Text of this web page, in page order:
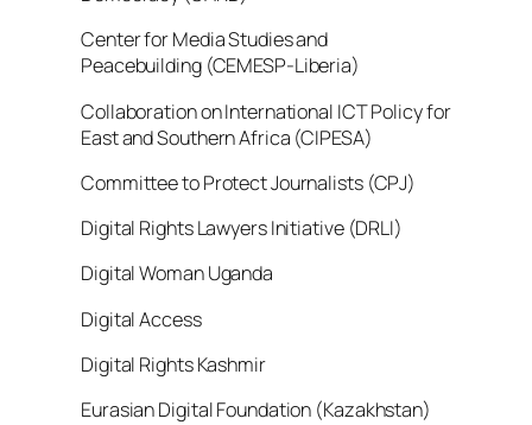
Center for Media Studies and
Peacebuilding (CEMESP-Liberia)
Collaboration on International ICT Policy for
East and Southern Africa (CIPESA)
Committee to Protect Journalists (CPJ)
Digital Rights Lawyers Initiative (DRLI)
Digital Woman Uganda
Digital Access
Digital Rights Kashmir
Eurasian Digital Foundation (Kazakhstan)